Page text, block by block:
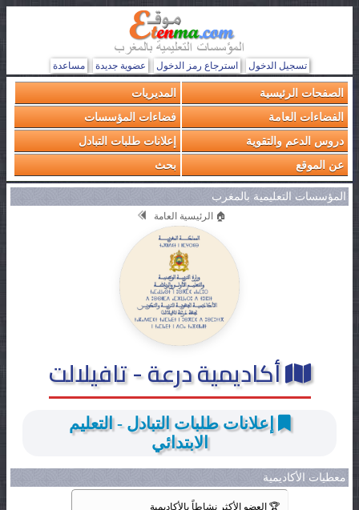
تسجيل الدخول استرجاع رمز الدخول عضوية جديدة مساعدة
الصفحات الرئيسية
المديريات
الفضاءات العامة
فضاءات المؤسسات
دروس الدعم والتقوية
إعلانات طلبات التبادل
عن الموقع
بحث
المؤسسات التعليمية بالمغرب
🏠 الرئيسية العامة
أكاديمية درعة - تافيلالت
إعلانات طلبات التبادل - التعليم
الابتدائي
معطيات الأكاديمية
🏆 العضو الأكثر نشاطاً بالأكاديمية